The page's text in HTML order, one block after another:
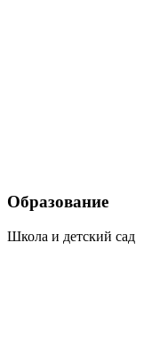
Образование
Школа и детский сад